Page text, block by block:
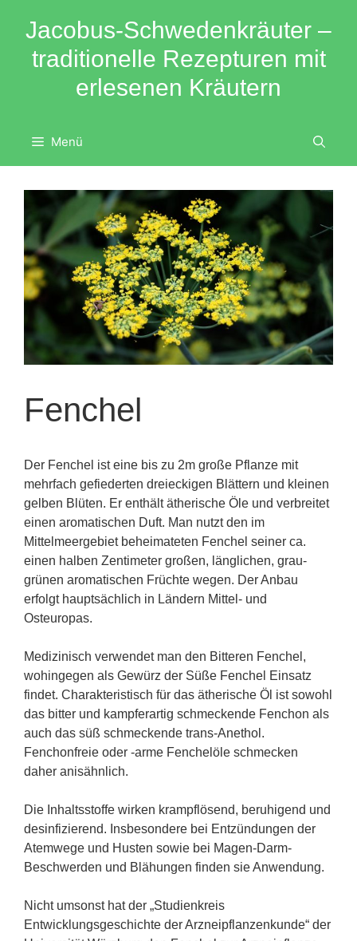
Jacobus-Schwedenkräuter –
traditionelle Rezepturen mit
erlesenen Kräutern
Menü
Fenchel
Der Fenchel ist eine bis zu 2m große Pflanze mit
mehrfach gefiederten dreieckigen Blättern und kleinen
gelben Blüten. Er enthält ätherische Öle und verbreitet
einen aromatischen Duft. Man nutzt den im
Mittelmeergebiet beheimateten Fenchel seiner ca.
einen halben Zentimeter großen, länglichen, grau-
grünen aromatischen Früchte wegen. Der Anbau
erfolgt hauptsächlich in Ländern Mittel- und
Osteuropas.
Medizinisch verwendet man den Bitteren Fenchel,
wohingegen als Gewürz der Süße Fenchel Einsatz
findet. Charakteristisch für das ätherische Öl ist sowohl
das bitter und kampferartig schmeckende Fenchon als
auch das süß schmeckende trans-Anethol.
Fenchonfreie oder -arme Fenchelöle schmecken
daher anisähnlich.
Die Inhaltsstoffe wirken krampflösend, beruhigend und
desinfizierend. Insbesondere bei Entzündungen der
Atemwege und Husten sowie bei Magen-Darm-
Beschwerden und Blähungen finden sie Anwendung.
Nicht umsonst hat der „Studienkreis
Entwicklungsgeschichte der Arzneipflanzenkunde“ der